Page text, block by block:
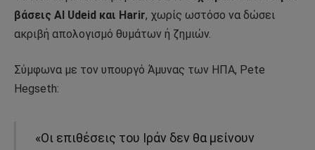
βάσεις Al Udeid και Harir, χωρίς ωστόσο να δώσει
ακριβή απολογισμό θυμάτων ή ζημιών.
Σύμφωνα με τον υπουργό Άμυνας των ΗΠΑ, Pete
Hegseth:
«Οι επιθέσεις του Ιράν δεν θα μείνουν